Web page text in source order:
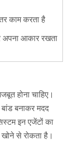
काम करता है
आकार रखता
होना चाहिए।
बांड बनाकर मदद
इन एजेंटों का
से रोकता है।